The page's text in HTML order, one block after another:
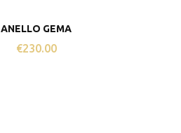
ANELLO GEMA
€230.00